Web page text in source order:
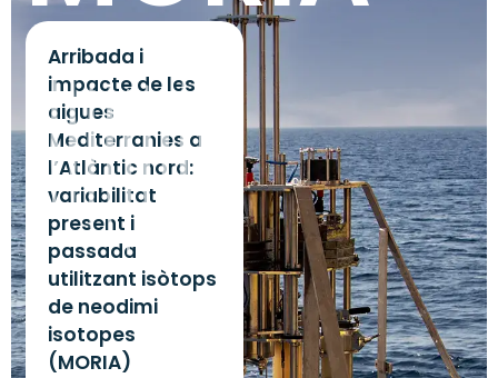
Arribada i
impacte de les
aigues
Mediterranies a
l’Atlàntic nord:
variabilitat
present i
passada
utilitzant isòtops
de neodimi
isotopes
(MORIA)